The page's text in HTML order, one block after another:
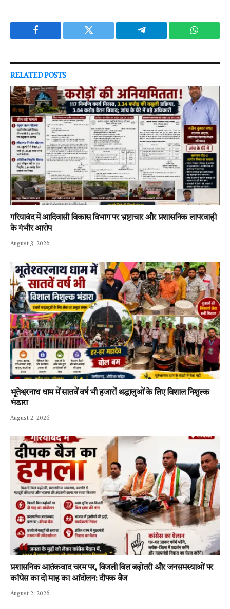
Facebook Twitter Telegram
RELATEDPOSTS
गरियाबंद में आदिवासी विकास विभाग पर भ्रष्टाचार और प्रशासनिक लापरवाही
के गंभीर आरोप
August 3, 2026
भूतेश्वरनाथ धाम में सातवें वर्ष भी हजारों श्रद्धालुओं के लिए विशाल निशुल्क
भंडारा
August 2, 2026
प्रशासनिक आतंकवाद चरम पर, बिजली बिल बढ़ोतरी और जनसमस्याओं पर
कांग्रेस का दो माह का आंदोलन: दीपक बैज
August 2, 2026